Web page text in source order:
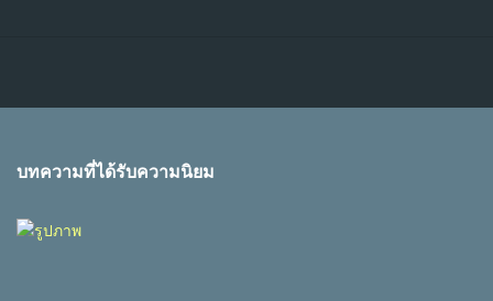
บทความที่ได้รับความนิยม